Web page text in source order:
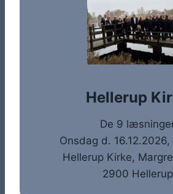
Hellerup
De 9
Onsdag d.
Hellerup Kirke,
2900 Hellerup